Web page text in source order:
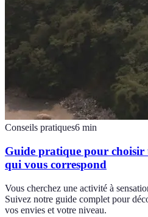
Conseils pratiques6 min
Guide pratique pour choisir
qui vous correspond
Vous cherchez une activité à
Suivez notre guide complet pour
vos envies et votre niveau.